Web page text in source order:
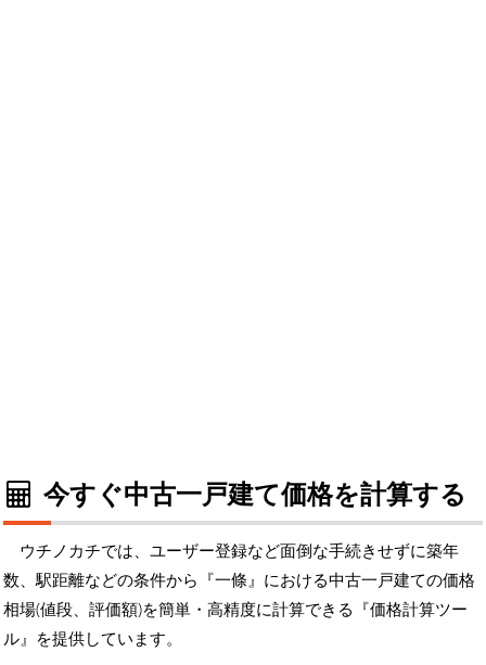
今すぐ中古一戸建て価格を計算する
ウチノカチでは、ユーザー登録など面倒な手続きせずに築年
数、駅距離などの条件から『一條』における中古一戸建ての価格
相場(値段、評価額)を簡単・高精度に計算できる『価格計算ツー
ル』を提供しています。